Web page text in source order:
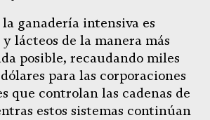
ganadería intensiva es
lácteos de la manera más
posible, recaudando miles
para las corporaciones
que controlan las cadenas de
estos sistemas continúan